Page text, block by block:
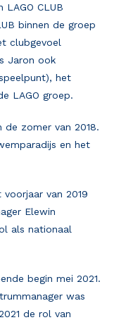
CLUB
binnen de groep
clubgevoel
Jaron ook
het
LAGO groep.
de zomer van 2018.
en het
van 2019
Elewin
als nationaal
begin mei 2021.
was
de rol van